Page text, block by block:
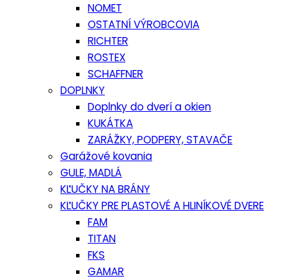
NOMET
OSTATNÍ VÝROBCOVIA
RICHTER
ROSTEX
SCHAFFNER
DOPLNKY
Doplnky do dverí a okien
KUKÁTKA
ZARÁŽKY, PODPERY, STAVAČE
Garážové kovania
GULE, MADLÁ
KĽUČKY NA BRÁNY
KĽUČKY PRE PLASTOVÉ A HLINÍKOVÉ DVERE
FAM
TITAN
FKS
GAMAR